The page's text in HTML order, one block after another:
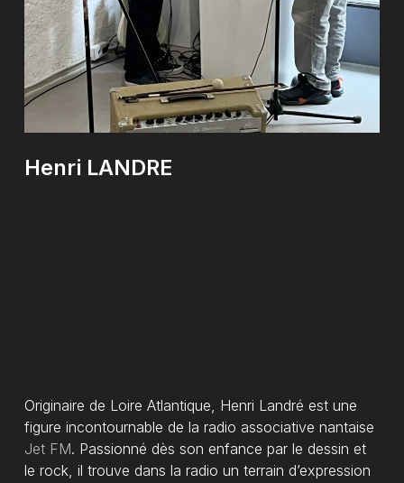
Henri LANDRE
Originaire de Loire Atlantique, Henri Landré est une
figure incontournable de la radio associative nantaise
Jet FM. Passionné dès son enfance par le dessin et
le rock, il trouve dans la radio un terrain d’expression